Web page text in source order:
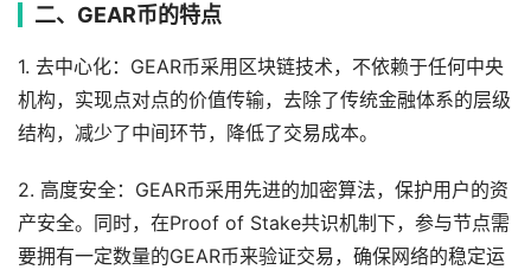
二、GEAR币的特点
1. 去中心化：GEAR币采用区块链技术，不依赖于任何中央
机构，实现点对点的价值传输，去除了传统金融体系的层级
结构，减少了中间环节，降低了交易成本。
2. 高度安全：GEAR币采用先进的加密算法，保护用户的资
产安全。同时，在Proof of Stake共识机制下，参与节点需
要拥有一定数量的GEAR币来验证交易，确保网络的稳定运